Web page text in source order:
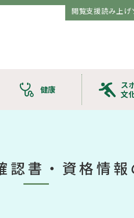
閲覧支援読み上げ
健康
ス
文
認書・資格情報